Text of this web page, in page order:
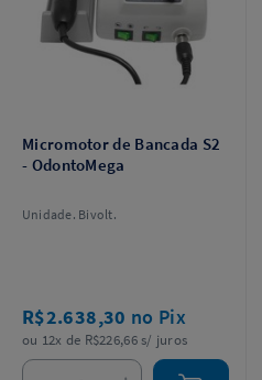
Micromotor de Bancada S2
- OdontoMega
Unidade. Bivolt.
R$2.638,30 no Pix
ou 12x de R$226,66 s/ juros